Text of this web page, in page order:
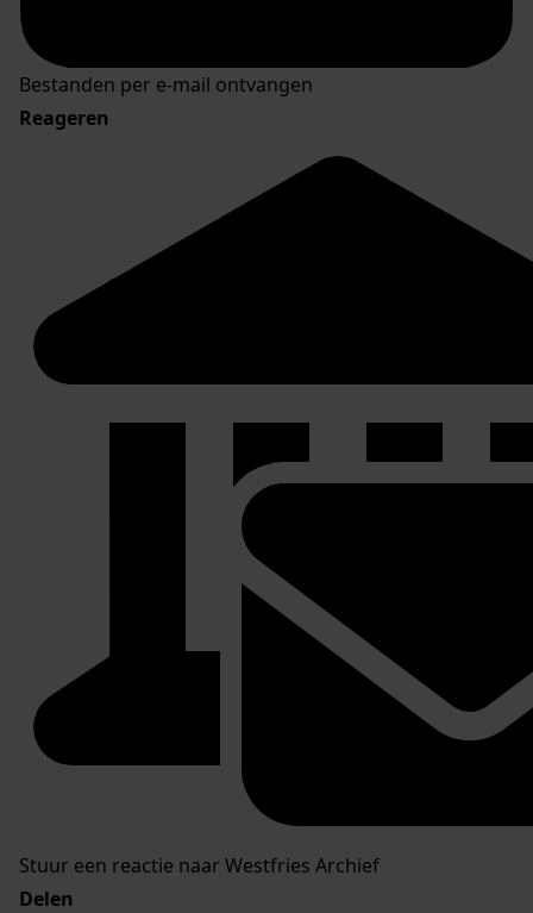
Bestanden per e-mail ontvangen
Reageren
Stuur een reactie naar Westfries Archief
Delen